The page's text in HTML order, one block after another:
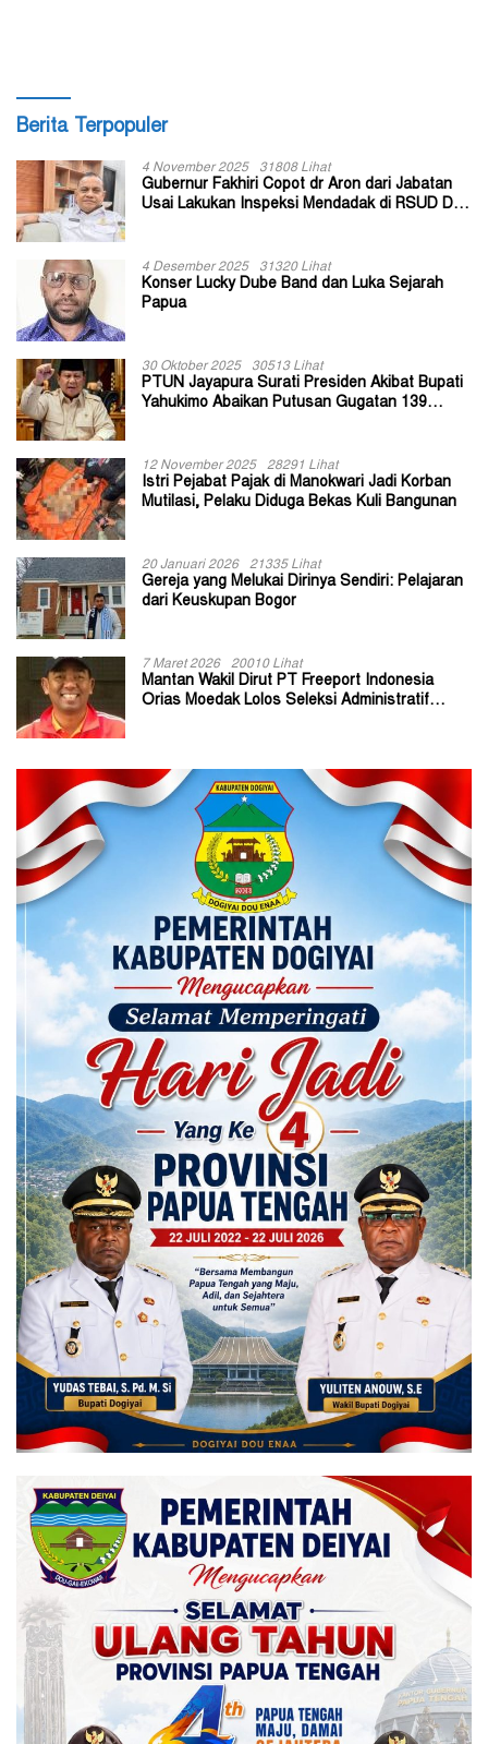
Berita Terpopuler
4 November 2025 31808 Lihat
Gubernur Fakhiri Copot dr Aron dari Jabatan
Usai Lakukan Inspeksi Mendadak di RSUD Dok
4 Desember 2025 31320 Lihat
Konser Lucky Dube Band dan Luka Sejarah
Papua
30 Oktober 2025 30513 Lihat
PTUN Jayapura Surati Presiden Akibat Bupati
Yahukimo Abaikan Putusan Gugatan 139
12 November 2025 28291 Lihat
Istri Pejabat Pajak di Manokwari Jadi Korban
Mutilasi, Pelaku Diduga Bekas Kuli Bangunan
20 Januari 2026 21335 Lihat
Gereja yang Melukai Dirinya Sendiri: Pelajaran
dari Keuskupan Bogor
7 Maret 2026 20010 Lihat
Mantan Wakil Dirut PT Freeport Indonesia
Orias Moedak Lolos Seleksi Administratif